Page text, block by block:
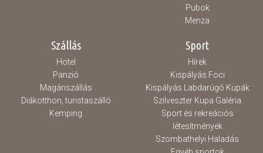
Pubok
Menza
Szállás
Hotel
Panzió
Magánszállás
Diákotthon, turistaszálló
Kemping
Sport
Hírek
Kispályás Foci
Kispályás Labdarúgó Kupák
Szilveszter Kupa Galéria
Sport és rekreációs
létesítmények
Szombathelyi Haladás